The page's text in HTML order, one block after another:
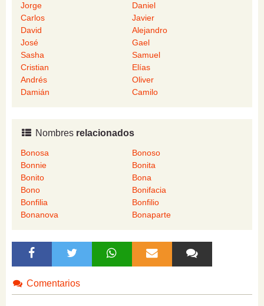
Jorge
Daniel
Carlos
Javier
David
Alejandro
José
Gael
Sasha
Samuel
Cristian
Elías
Andrés
Oliver
Damián
Camilo
Nombres relacionados
Bonosa
Bonoso
Bonnie
Bonita
Bonito
Bona
Bono
Bonifacia
Bonfilia
Bonfilio
Bonanova
Bonaparte
Comentarios